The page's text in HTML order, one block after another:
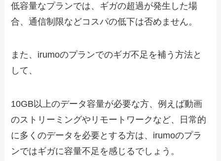
低容量なプランでは、ギガの超過が発生した場
合、通信制限などコスパの低下は否めません。
また、irumoのプランでのギガ不足を補う方法と
して、
10GB以上のデータ容量が必要な方、例えば動画
のストリーミングやリモートワークなど、日常的
に多くのデータを必要とする方は、irumoのプラ
ンではギガに容量不足を感じるでしょう。